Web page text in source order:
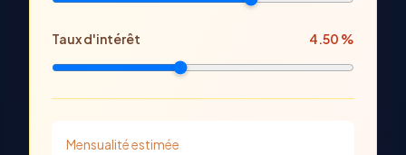
Taux d'intérêt 4.50 %
Mensualité estimée